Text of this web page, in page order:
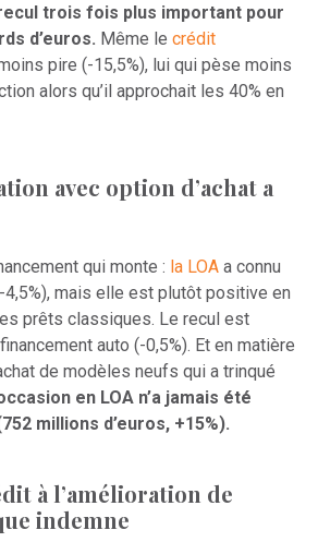
trois fois plus important pour
d’euros. Même le crédit
pire (-15,5%), lui qui pèse moins
alors qu’il approchait les 40% en
avec option d’achat a
qui monte : la LOA a connu
mais elle est plutôt positive en
prêts classiques. Le recul est
auto (-0,5%). Et en matière
de modèles neufs qui a trinqué
en LOA n’a jamais été
millions d’euros, +15%).
à l’amélioration de
indemne